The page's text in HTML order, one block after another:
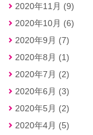
2020年11月 (9)
2020年10月 (6)
2020年9月 (7)
2020年8月 (1)
2020年7月 (2)
2020年6月 (3)
2020年5月 (2)
2020年4月 (5)